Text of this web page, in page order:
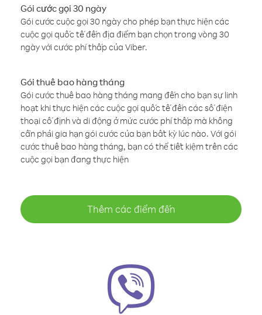
Gói cước gọi 30 ngày
Gói cước cuộc gọi 30 ngày cho phép bạn thực hiện các
cuộc gọi quốc tế đến địa điểm bạn chọn trong vòng 30
ngày với cước phí thấp của Viber.
Gói thuê bao hàng tháng
Gói cước thuê bao hàng tháng mang đến cho bạn sự linh
hoạt khi thực hiện các cuộc gọi quốc tế đến các số điện
thoại cố định và di động ở mức cước phí thấp mà không
cần phải gia hạn gói cước của bạn bất kỳ lúc nào. Với gói
cước thuê bao hàng tháng, bạn có thể tiết kiệm trên các
cuộc gọi bạn đang thực hiện
Thêm các điểm đến